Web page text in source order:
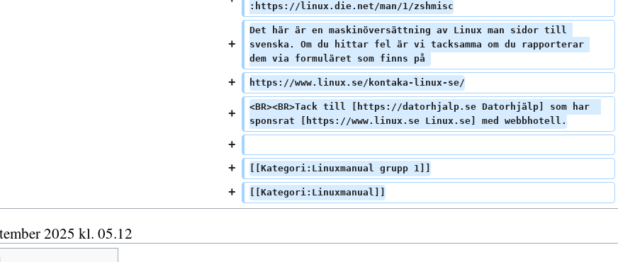
:https://linux.die.net/man/1/zshmisc
Det här är en maskinöversättning av Linux man sidor till
svenska. Om du hittar fel är vi tacksamma om du rapporterar
dem via formuläret som finns på
https://www.linux.se/kontaka-linux-se/
<BR><BR>Tack till [https://datorhjalp.se Datorhjälp] som har
sponsrat [https://www.linux.se Linux.se] med webbhotell.
[[Kategori:Linuxmanual grupp 1]]
[[Kategori:Linuxmanual]]
2025 kl. 05.12